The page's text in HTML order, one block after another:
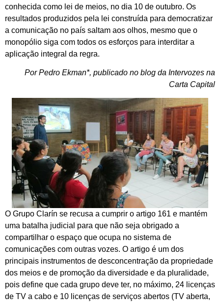
conhecida como lei de meios, no dia 10 de outubro. Os
resultados produzidos pela lei construída para democratizar
a comunicação no país saltam aos olhos, mesmo que o
monopólio siga com todos os esforços para interditar a
aplicação integral da regra.
Por Pedro Ekman*, publicado no blog da Intervozes na
Carta Capital
O Grupo Clarín se recusa a cumprir o artigo 161 e mantém
uma batalha judicial para que não seja obrigado a
compartilhar o espaço que ocupa no sistema de
comunicações com outras vozes. O artigo é um dos
principais instrumentos de desconcentração da propriedade
dos meios e de promoção da diversidade e da pluralidade,
pois define que cada grupo deve ter, no máximo, 24 licenças
de TV a cabo e 10 licenças de serviços abertos (TV aberta,